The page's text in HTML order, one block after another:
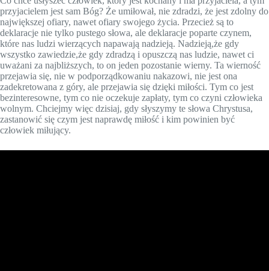
przyjacielem jest sam Bóg? Że umiłował, nie zdradzi, że jest zdolny do
największej ofiary, nawet ofiary swojego życia. Przecież są to
deklaracje nie tylko pustego słowa, ale deklaracje poparte czynem,
które nas ludzi wierzących napawają nadzieją. Nadzieją,że gdy
wszystko zawiedzie,że gdy zdradzą i opuszczą nas ludzie, nawet ci
uważani za najbliższych, to on jeden pozostanie wierny. Ta wierność
przejawia się, nie w podporządkowaniu nakazowi, nie jest ona
zadekretowana z góry, ale przejawia się dzięki miłości. Tym co jest
bezinteresowne, tym co nie oczekuje zapłaty, tym co czyni człowieka
wolnym. Chciejmy więc dzisiaj, gdy słyszymy te słowa Chrystusa,
zastanowić się czym jest naprawdę miłość i kim powinien być
człowiek miłujący.